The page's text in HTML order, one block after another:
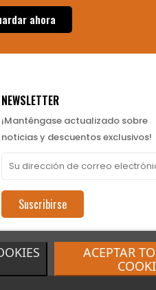
ACEPTAR
ahora
NEWSLETTER
¡Manténgase actualizado sobre
noticias y descuentos exclusivos!
Suscribirse